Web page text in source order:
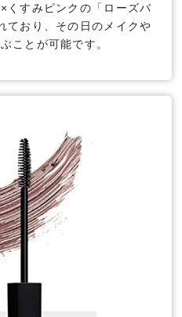
くすみピンクの「ローズバ
ており、その日のメイクや
ことが可能です。